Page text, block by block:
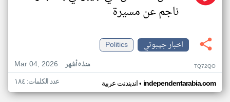
ناجم عن مسيرة
اخبار جيبوتي
Politics
Mar 04, 2026
منذ ٥ أشهر TQ72QO
اندبندنت عربية• independentarabia.com عدد الكلمات: ١٨٤